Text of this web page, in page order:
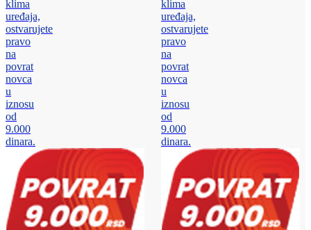
klima
uređaja,
ostvarujete
pravo
na
povrat
novca
u
iznosu
od
9.000
dinara.
klima
uređaja,
ostvarujete
pravo
na
povrat
novca
u
iznosu
od
9.000
dinara.